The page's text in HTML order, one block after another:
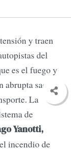
y traen
del
es el fuego y
sacan a
La
de
Yanotti,
incendio de